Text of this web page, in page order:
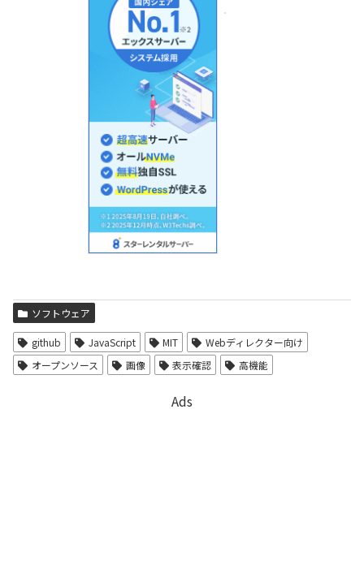
ソフトウェア
github JavaScript MIT
Webディレクター向け
オープンソース
画像 表示確認 高機能
Ads